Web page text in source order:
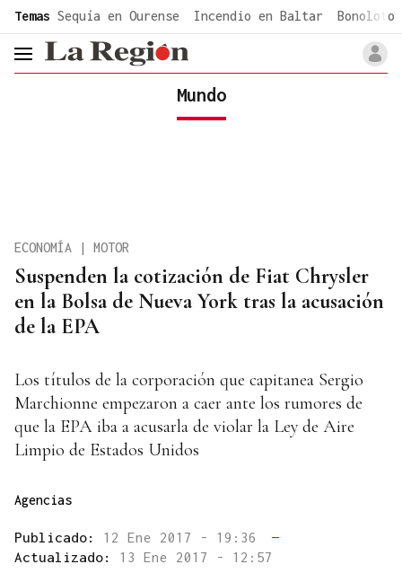
common.go-to-content
Temas Sequía en Ourense Incendio en Baltar Bonoloto
header.menu.open
Mundo
Suspenden la cotización de Fiat Chrysler
en la Bolsa de Nueva York tras la acusación
de la EPA
ECONOMÍA | MOTOR
Los títulos de la corporación que capitanea Sergio
Marchionne empezaron a caer ante los rumores de
que la EPA iba a acusarla de violar la Ley de Aire
Limpio de Estados Unidos
Agencias
Publicado: 12 Ene 2017 - 19:36
—
Actualizado: 13 Ene 2017 - 12:57